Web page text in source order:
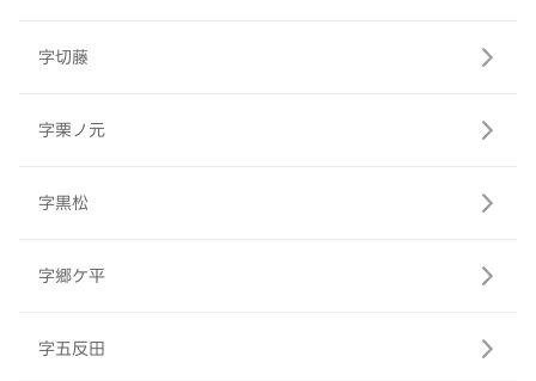
字切藤
字栗ノ元
字黒松
字郷ケ平
字五反田